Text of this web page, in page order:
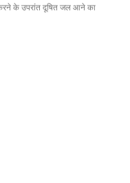
के उपरांत दूषित जल आने का